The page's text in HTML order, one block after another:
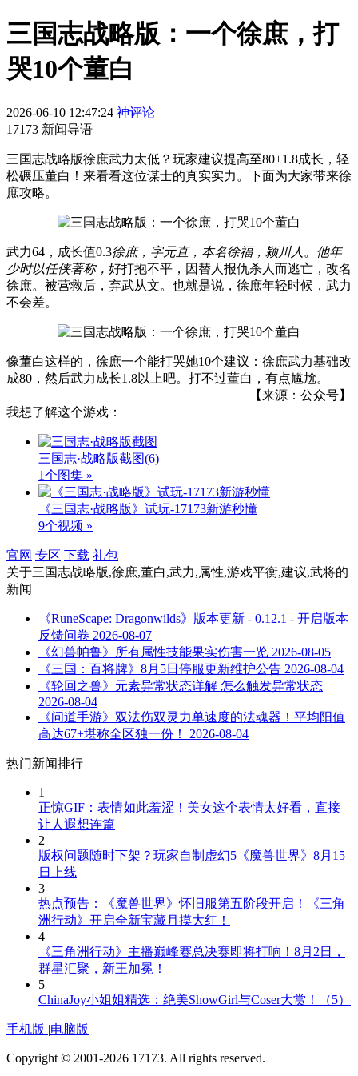
三国志战略版：一个徐庶，打
哭10个董白
2026-06-10 12:47:24 神评论
17173 新闻导语
三国志战略版徐庶武力太低？玩家建议提高至80+1.8成长，轻
松碾压董白！来看看这位谋士的真实实力。下面为大家带来徐
庶攻略。
武力64，成长值0.3徐庶，字元直，本名徐福，颍川人 。 他年
少时以任侠著称， 好打抱不平，因替人报仇杀人而逃亡，改名
徐庶。被营救后，弃武从文。也就是说，徐庶年轻时候，武力
不会差。
像董白这样的，徐庶一个能打哭她10个建议：徐庶武力基础改
成80，然后武力成长1.8以上吧。打不过董白，有点尴尬。
【来源：公众号】
我想了解这个游戏：
三国志·战略版截图(6)
1个图集 »
《三国志·战略版》试玩-17173新游秒懂
9个视频 »
官网 专区 下载 礼包
关于三国志战略版,徐庶,董白,武力,属性,游戏平衡,建议,武将的
新闻
《RuneScape: Dragonwilds》版本更新 - 0.12.1 - 开启版本
反馈问卷 2026-08-07
《幻兽帕鲁》所有属性技能果实伤害一览 2026-08-05
《三国：百将牌》8月5日停服更新维护公告 2026-08-04
《轮回之兽》元素异常状态详解 怎么触发异常状态
2026-08-04
《问道手游》双法伤双灵力单速度的法魂器！平均阳值
高达67+堪称全区独一份！
2026-08-04
热门新闻排行
1
正惊GIF：表情如此羞涩！美女这个表情太好看，直接
让人遐想连篇
2
版权问题随时下架？玩家自制虚幻5《魔兽世界》8月15
日上线
3
热点预告：《魔兽世界》怀旧服第五阶段开启！《三角
洲行动》开启全新宝藏月摸大红！
4
《三角洲行动》主播巅峰赛总决赛即将打响！8月2日，
群星汇聚，新王加冕！
5
ChinaJoy小姐姐精选：绝美ShowGirl与Coser大赏！（5）
手机版 |电脑版
Copyright © 2001-2026 17173. All rights reserved.